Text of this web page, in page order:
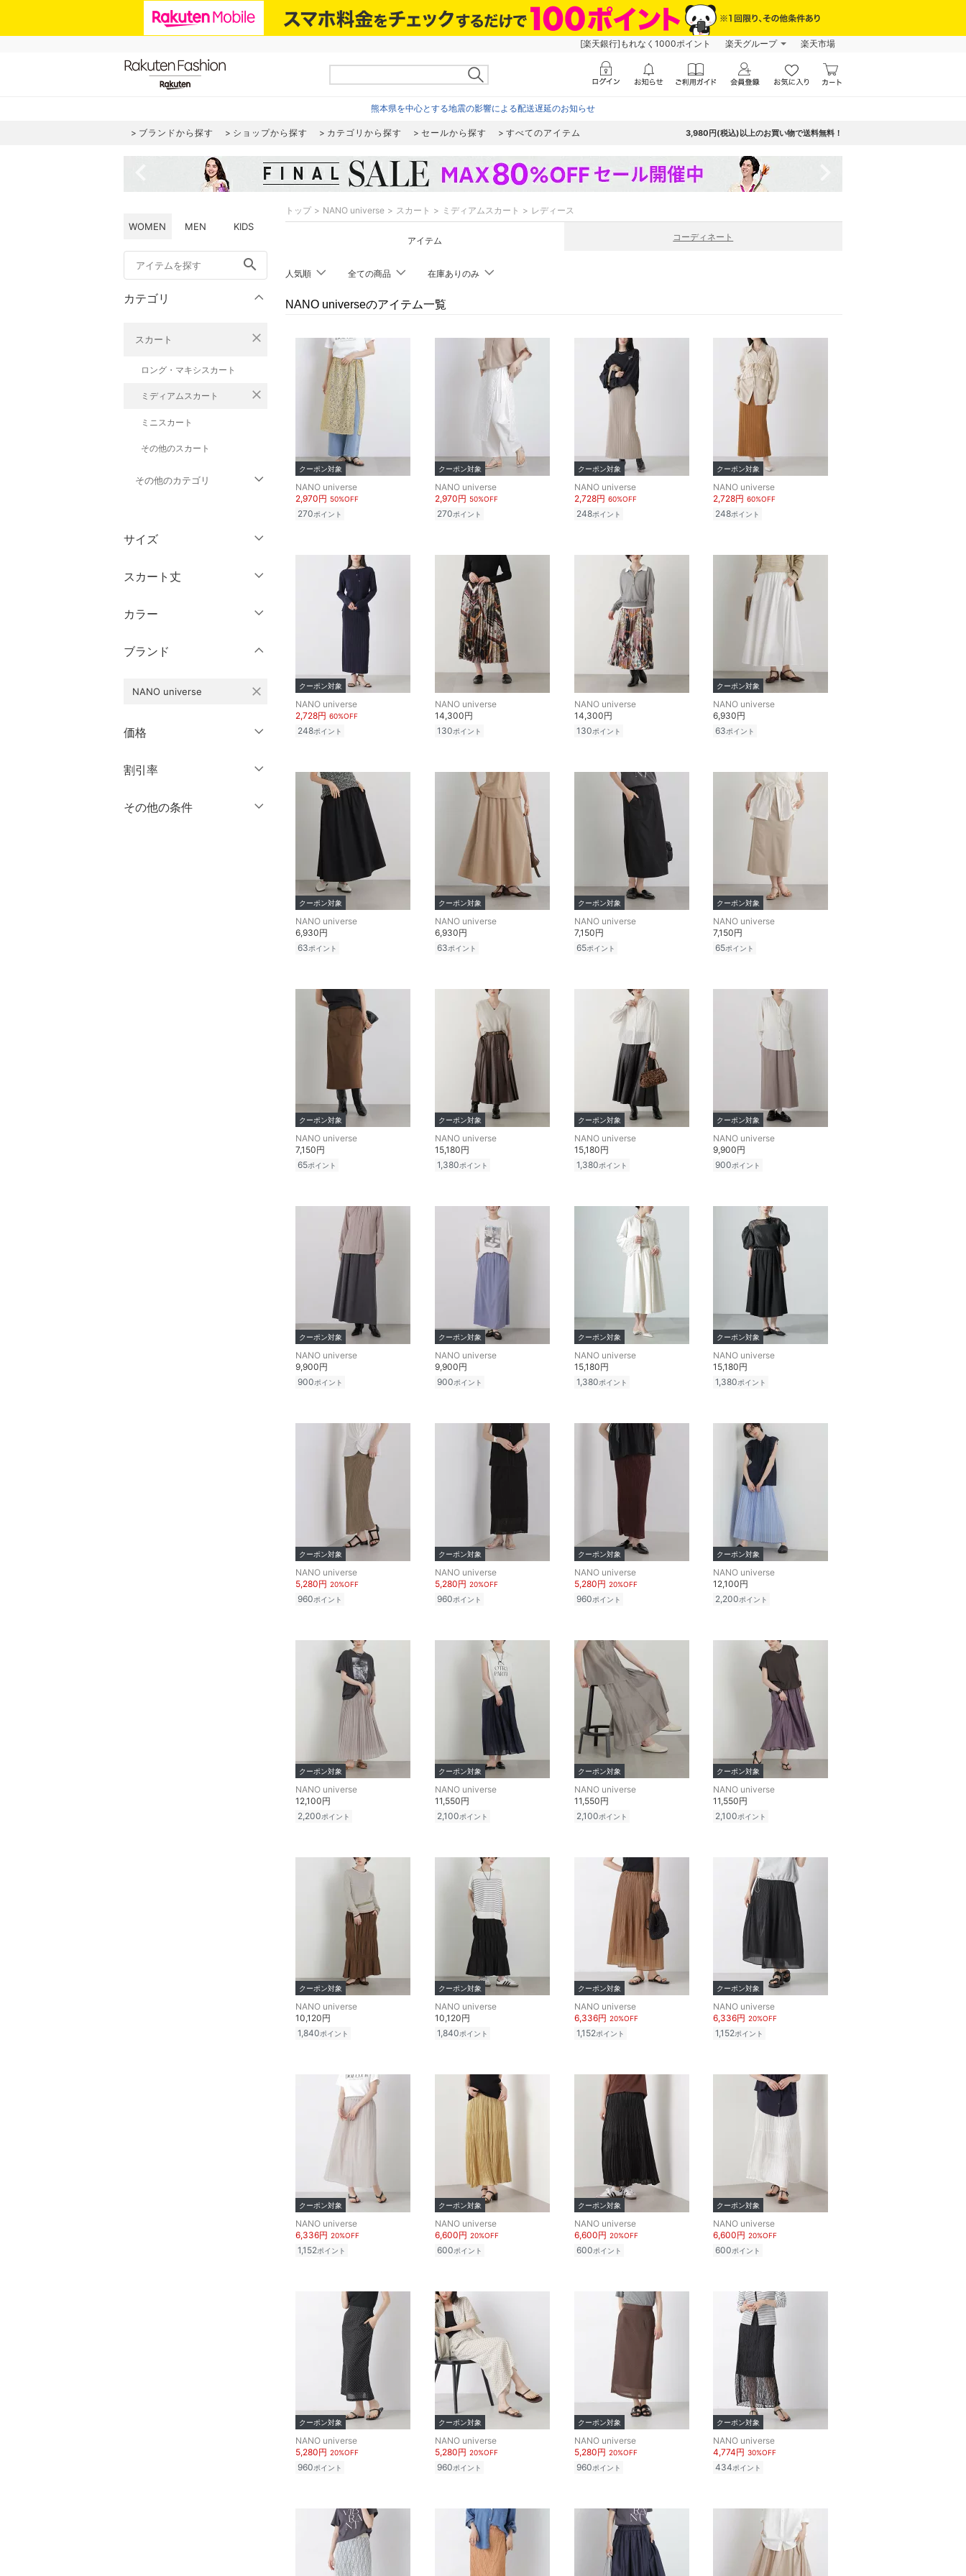
[楽天銀行]もれなく1000ポイント 楽天グループ 楽天市場
熊本県を中心とする地震の影響による配送遅延のお知らせ
ブランドから探す ショップから探す カテゴリから探す セールから探す すべてのアイテム 3,980円(税込)以上のお買い物で送料無料！
WOMEN MEN KIDS
search
カテゴリ
スカート close
ロング・マキシスカート
ミディアムスカート close
ミニスカート
その他のスカート
その他のカテゴリ
パンツ
ワンピース・ドレス
オールインワン・オーバ
バッグ
シューズ・靴
インナー・ルームウェア
サイズ
ウェア（S/M/L）
M
XL
スカート丈
ミニ丈・ショート丈
膝丈・ミディ丈
ロング丈・マキシ丈
絞り込み
カラー
クリア
ブランド
NANO universe close
価格
絞り込み
割引率
％OFF～ ％OFF
その他の条件
トップ NANO universe スカート ミディアムスカート レディース
アイテム コーディネート
人気順 全ての商品 在庫ありのみ
NANO universeのアイテム一覧
クーポン対象
NANO universe
2,970円 50%OFF
270ポイント
クーポン対象
NANO universe
2,970円 50%OFF
270ポイント
クーポン対象
NANO universe
2,728円 60%OFF
248ポイント
クーポン対象
NANO universe
2,728円 60%OFF
248ポイント
クーポン対象
NANO universe
2,728円 60%OFF
248ポイント
NANO universe
14,300円
130ポイント
NANO universe
14,300円
130ポイント
クーポン対象
NANO universe
6,930円
63ポイント
クーポン対象
NANO universe
6,930円
63ポイント
クーポン対象
NANO universe
6,930円
63ポイント
クーポン対象
NANO universe
7,150円
65ポイント
クーポン対象
NANO universe
7,150円
65ポイント
クーポン対象
NANO universe
7,150円
65ポイント
クーポン対象
NANO universe
15,180円
1,380ポイント
クーポン対象
NANO universe
15,180円
1,380ポイント
クーポン対象
NANO universe
9,900円
900ポイント
クーポン対象
NANO universe
9,900円
900ポイント
クーポン対象
NANO universe
9,900円
900ポイント
クーポン対象
NANO universe
15,180円
1,380ポイント
クーポン対象
NANO universe
15,180円
1,380ポイント
クーポン対象
NANO universe
5,280円 20%OFF
960ポイント
クーポン対象
NANO universe
5,280円 20%OFF
960ポイント
クーポン対象
NANO universe
5,280円 20%OFF
960ポイント
クーポン対象
NANO universe
12,100円
2,200ポイント
クーポン対象
NANO universe
12,100円
2,200ポイント
クーポン対象
NANO universe
11,550円
2,100ポイント
クーポン対象
NANO universe
11,550円
2,100ポイント
クーポン対象
NANO universe
11,550円
2,100ポイント
クーポン対象
NANO universe
10,120円
1,840ポイント
クーポン対象
NANO universe
10,120円
1,840ポイント
クーポン対象
NANO universe
6,336円 20%OFF
1,152ポイント
クーポン対象
NANO universe
6,336円 20%OFF
1,152ポイント
クーポン対象
NANO universe
6,336円 20%OFF
1,152ポイント
クーポン対象
NANO universe
6,600円 20%OFF
600ポイント
クーポン対象
NANO universe
6,600円 20%OFF
600ポイント
クーポン対象
NANO universe
6,600円 20%OFF
600ポイント
クーポン対象
NANO universe
5,280円 20%OFF
960ポイント
クーポン対象
NANO universe
5,280円 20%OFF
960ポイント
クーポン対象
NANO universe
5,280円 20%OFF
960ポイント
クーポン対象
NANO universe
4,774円 30%OFF
434ポイント